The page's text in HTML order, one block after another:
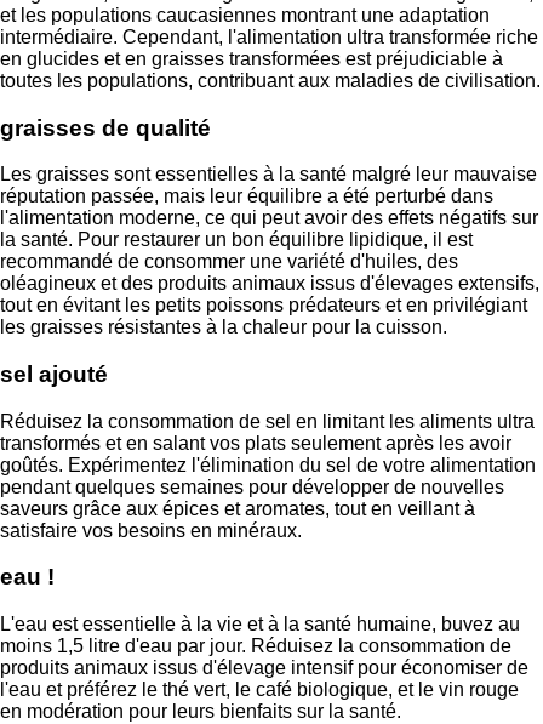
et les populations caucasiennes montrant une adaptation
intermédiaire. Cependant, l'alimentation ultra transformée riche
en glucides et en graisses transformées est préjudiciable à
toutes les populations, contribuant aux maladies de civilisation.
graisses de qualité
Les graisses sont essentielles à la santé malgré leur mauvaise
réputation passée, mais leur équilibre a été perturbé dans
l'alimentation moderne, ce qui peut avoir des effets négatifs sur
la santé. Pour restaurer un bon équilibre lipidique, il est
recommandé de consommer une variété d'huiles, des
oléagineux et des produits animaux issus d'élevages extensifs,
tout en évitant les petits poissons prédateurs et en privilégiant
les graisses résistantes à la chaleur pour la cuisson.
sel ajouté
Réduisez la consommation de sel en limitant les aliments ultra
transformés et en salant vos plats seulement après les avoir
goûtés. Expérimentez l'élimination du sel de votre alimentation
pendant quelques semaines pour développer de nouvelles
saveurs grâce aux épices et aromates, tout en veillant à
satisfaire vos besoins en minéraux.
eau !
L'eau est essentielle à la vie et à la santé humaine, buvez au
moins 1,5 litre d'eau par jour. Réduisez la consommation de
produits animaux issus d'élevage intensif pour économiser de
l'eau et préférez le thé vert, le café biologique, et le vin rouge
en modération pour leurs bienfaits sur la santé.